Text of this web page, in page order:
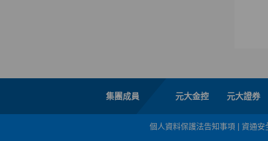
集團成員 元大金控 元大證券
個人資料保護法告知事項 資通安